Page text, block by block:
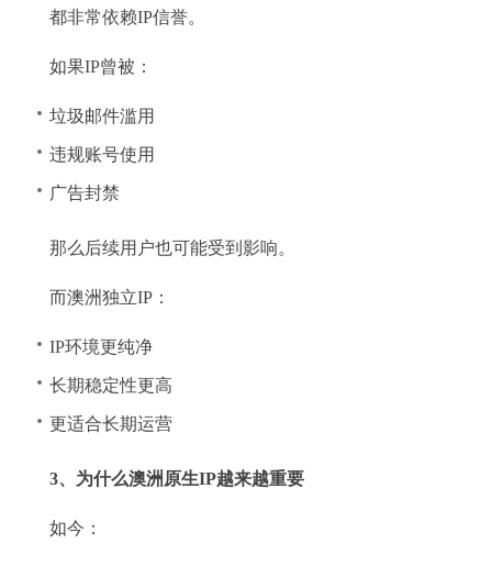
都非常依赖IP信誉。
如果IP曾被：
垃圾邮件滥用
违规账号使用
广告封禁
那么后续用户也可能受到影响。
而澳洲独立IP：
IP环境更纯净
长期稳定性更高
更适合长期运营
3、为什么澳洲原生IP越来越重要
如今：